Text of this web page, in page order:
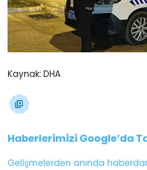
Kaynak: DHA
Haberlerimizi Google’da
Gelişmelerden anında